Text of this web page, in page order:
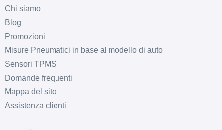
Chi siamo
Blog
Promozioni
Misure Pneumatici in base al modello di auto
Sensori TPMS
Domande frequenti
Mappa del sito
Assistenza clienti